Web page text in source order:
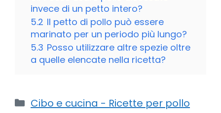
invece di un petto intero?
5.2 Il petto di pollo può essere
marinato per un periodo più lungo?
5.3 Posso utilizzare altre spezie oltre
a quelle elencate nella ricetta?
Categorie
Cibo e cucina - Ricette per pollo